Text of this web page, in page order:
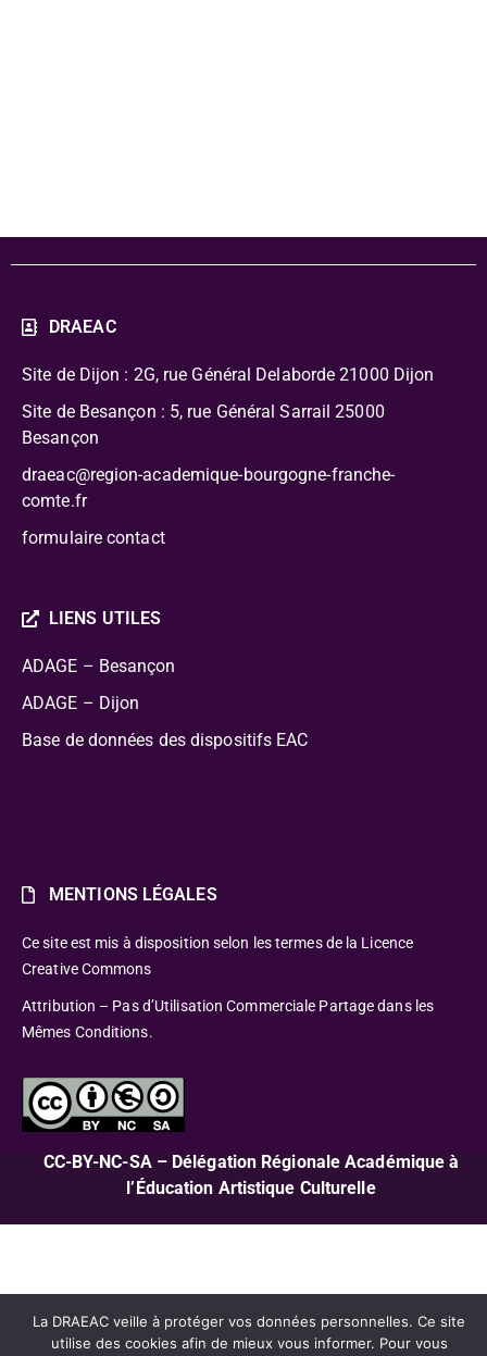
DRAEAC
Site de Dijon : 2G, rue Général Delaborde 21000 Dijon
Site de Besançon : 5, rue Général Sarrail 25000
Besançon
draeac@region-academique-bourgogne-franche-
comte.fr
formulaire contact
LIENS UTILES
ADAGE – Besançon
ADAGE – Dijon
Base de données des dispositifs EAC
MENTIONS LÉGALES
Ce site est mis à disposition selon les termes de la Licence
Creative Commons
Attribution – Pas d’Utilisation Commerciale Partage dans les
Mêmes Conditions.
CC-BY-NC-SA – Délégation Régionale Académique à
l’Éducation Artistique Culturelle
La DRAEAC veille à protéger vos données personnelles. Ce site
utilise des cookies afin de mieux vous informer. Pour vous